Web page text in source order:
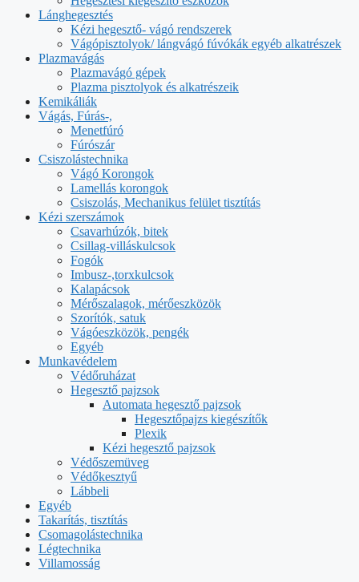
Lánghegesztés
Kézi hegesztő- vágó rendszerek
Vágópisztolyok/ lángvágó fúvókák egyéb alkatrészek
Plazmavágás
Plazmavágó gépek
Plazma pisztolyok és alkatrészeik
Kemikáliák
Vágás, Fúrás-,
Menetfúró
Fúrószár
Csiszolástechnika
Vágó Korongok
Lamellás korongok
Csiszolás, Mechanikus felület tisztítás
Kézi szerszámok
Csavarhúzók, bitek
Csillag-villáskulcsok
Fogók
Imbusz-,torxkulcsok
Kalapácsok
Mérőszalagok, mérőeszközök
Szorítók, satuk
Vágóeszközök, pengék
Egyéb
Munkavédelem
Védőruházat
Hegesztő pajzsok
Automata hegesztő pajzsok
Hegesztőpajzs kiegészítők
Plexik
Kézi hegesztő pajzsok
Védőszemüveg
Védőkesztyű
Lábbeli
Egyéb
Takarítás, tisztítás
Csomagolástechnika
Légtechnika
Villamosság